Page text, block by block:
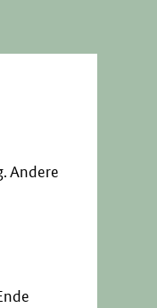
Andere